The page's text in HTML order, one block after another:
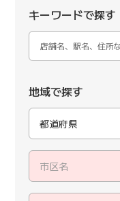
キーワードで探す
地域で探す
都道府県
市区名